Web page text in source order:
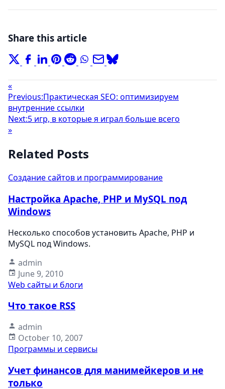
Share this article
«
Previous:Практическая SEO: оптимизируем
внутренние ссылки
Next:5 игр, в которые я играл больше всего
»
Related Posts
Создание сайтов и программирование
Настройка Apache, PHP и MySQL под
Windows
Несколько способов установить Apache, PHP и
MySQL под Windows.
admin
June 9, 2010
Web сайты и блоги
Что такое RSS
admin
October 10, 2007
Программы и сервисы
Учет финансов для манимейкеров и не
только